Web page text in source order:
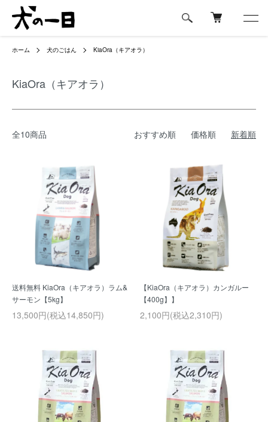
ホーム 犬のごはん KiaOra（キアオラ）
KiaOra（キアオラ）
全10商品 おすすめ順 価格順 新着順
送料無料 KiaOra（キアオラ）ラム&
サーモン【5kg】
13,500円(税込14,850円)
【KiaOra（キアオラ）カンガルー
【400g】】
2,100円(税込2,310円)